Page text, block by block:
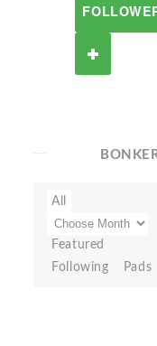
All
Featured
Following
Pads